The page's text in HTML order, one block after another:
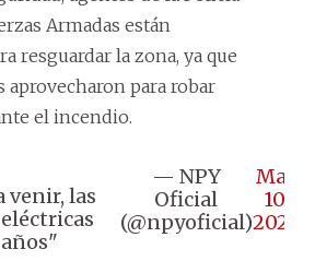
Armadas están
resguardar la zona, ya que
aprovecharon para robar
el incendio.
venir, las
— NPY
Oficial
(@npyoficial)
May
10,
2026